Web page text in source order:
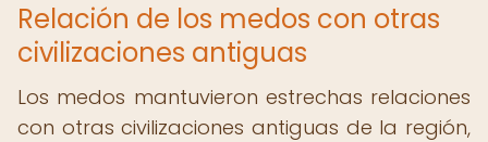
Relación de los medos con otras
civilizaciones antiguas
Los medos mantuvieron estrechas relaciones
con otras civilizaciones antiguas de la región,